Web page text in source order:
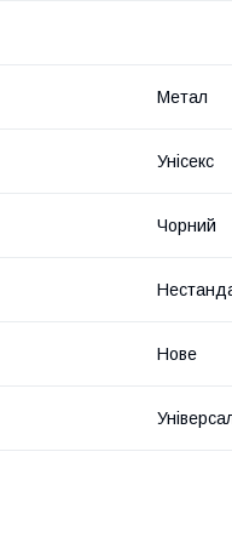
Метал
Унісекс
Чорний
Нове